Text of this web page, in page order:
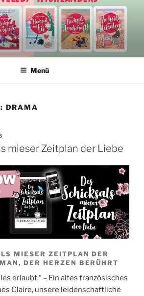
Menü
DRAMA
mieser Zeitplan der Liebe
MIESER ZEITPLAN DER
DER HERZEN BERÜHRT
erlaubt.“ – Ein altes französisches
Claire, unsere leidenschaftliche